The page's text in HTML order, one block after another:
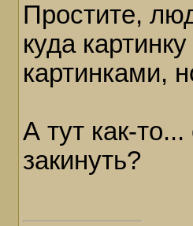
Простите,
куда
картинками,
А тут как-
закинуть?